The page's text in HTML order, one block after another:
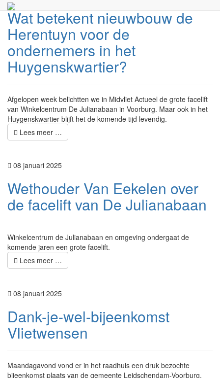
Wat betekent nieuwbouw de
Herentuyn voor de
ondernemers in het
Huygenskwartier?
Afgelopen week belichtten we in Midvliet Actueel de grote facelift
van Winkelcentrum De Julianabaan in Voorburg. Maar ook in het
Huygenskwartier blijft het de komende tijd levendig.
Lees meer …
08 januari 2025
Wethouder Van Eekelen over
de facelift van De Julianabaan
Winkelcentrum de Julianabaan en omgeving ondergaat de
komende jaren een grote facelift.
Lees meer …
08 januari 2025
Dank-je-wel-bijeenkomst
Vlietwensen
Maandagavond vond er in het raadhuis een druk bezochte
bijeenkomst plaats van de gemeente Leidschendam-Voorburg.